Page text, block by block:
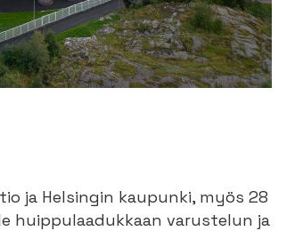
ja Helsingin kaupunki, myös 28
huippulaadukkaan varustelun ja